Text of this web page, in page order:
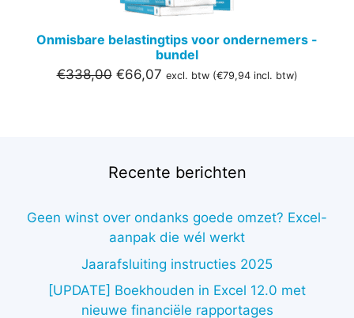
Onmisbare belastingtips voor ondernemers -
bundel
€338,00 Oorspronkelijke
€66,07Huidige
excl. btw (€79,94incl. btw)
Recente berichten
Geen winst over ondanks goede omzet? Excel-
aanpak die wél werkt
Jaarafsluiting instructies 2025
[UPDATE] Boekhouden in Excel 12.0 met
nieuwe financiële rapportages